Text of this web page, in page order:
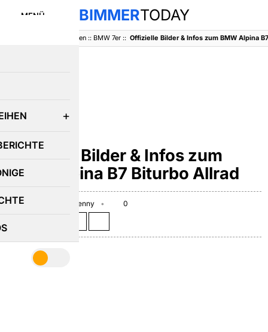
MENÜ BIMMERTODAY
Baureihen:: BMW 7er:: Offizielle Bilder & Infos zum BMW Alpina
Offizielle Bilder & Infos zum
BMW Alpina B7 Biturbo Allrad
March 2, 2010 Benny
0